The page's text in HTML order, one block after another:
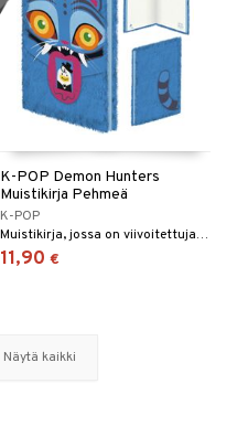
K-POP Demon Hunters
Muistikirja Pehmeä
K-POP
Muistikirja, jossa on viivoitettuja sivuja.
11,90 €
Näytä kaikki